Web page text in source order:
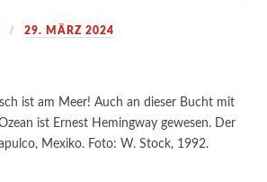
29. MÄRZ 2024
ist am Meer! Auch an dieser Bucht mit
ist Ernest Hemingway gewesen. Der
Mexiko. Foto: W. Stock, 1992.